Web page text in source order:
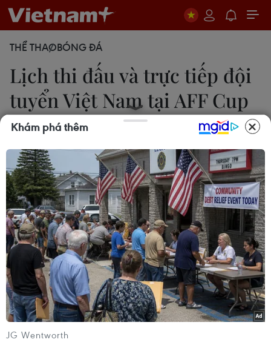
THỂ THAOBÓNG ĐÁ
Lịch thi đấu và trực tiếp đội
tuyển Việt Nam tại AFF Cup
2016
Đỗ Huy
20/11/2016 04:47
18g30 tối nay, đội tuyển Việt Nam sẽ bắt đầu hành
trình chinh phục AFF Cup 2016 bằng trận ra quân
bảng B gặp chủ nhà Myanmar.
Khám phá thêm
JG Wentworth